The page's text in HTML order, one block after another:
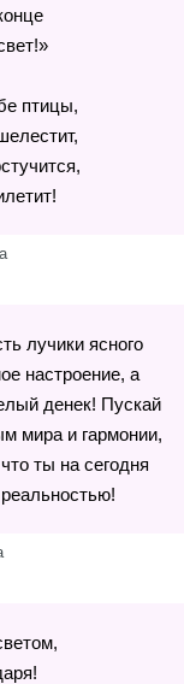
птицы,
лучики ясного
настроение, а
денек! Пускай
мира и гармонии,
ты на сегодня